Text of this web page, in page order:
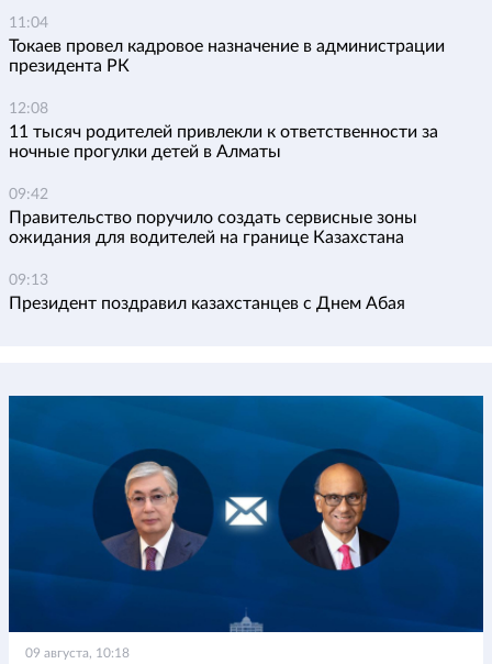
11:04
Токаев провел кадровое назначение в администрации
президента РК
12:08
11 тысяч родителей привлекли к ответственности за
ночные прогулки детей в Алматы
09:42
Правительство поручило создать сервисные зоны
ожидания для водителей на границе Казахстана
09:13
Президент поздравил казахстанцев с Днем Абая
09 августа, 10:18